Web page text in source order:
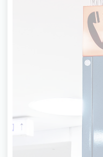
Notruf-
Auf jedem
Sicherheitszentrale